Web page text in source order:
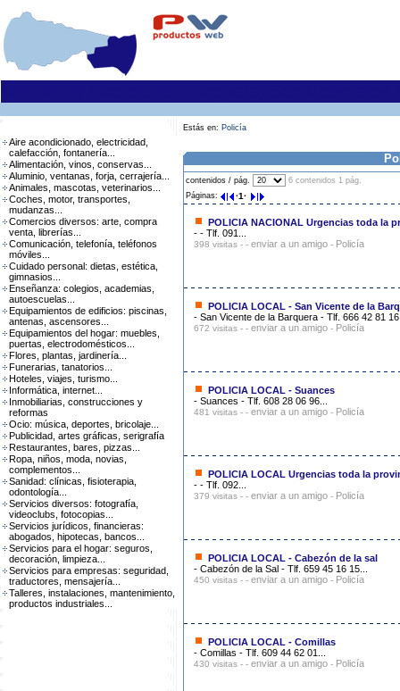
Aire acondicionado, electricidad,
calefacción, fontanería...
Alimentación, vinos, conservas...
Aluminio, ventanas, forja, cerrajería...
Animales, mascotas, veterinarios...
Coches, motor, transportes,
mudanzas...
Comercios diversos: arte, compra
venta, librerías...
Comunicación, telefonía, teléfonos
móviles...
Cuidado personal: dietas, estética,
gimnasios...
Enseñanza: colegios, academias,
autoescuelas...
Equipamientos de edificios: piscinas,
antenas, ascensores...
Equipamientos del hogar: muebles,
puertas, electrodomésticos...
Flores, plantas, jardinería...
Funerarias, tanatorios...
Hoteles, viajes, turismo...
Informática, internet...
Inmobiliarias, construcciones y
reformas
Ocio: música, deportes, bricolaje...
Publicidad, artes gráficas, serigrafía
Restaurantes, bares, pizzas...
Ropa, niños, moda, novias,
complementos...
Sanidad: clínicas, fisioterapia,
odontología...
Servicios diversos: fotografía,
videoclubs, fotocopias...
Servicios jurídicos, financieras:
abogados, hipotecas, bancos...
Servicios para el hogar: seguros,
decoración, limpieza...
Servicios para empresas: seguridad,
traductores, mensajería...
Talleres, instalaciones, mantenimiento,
productos industriales...
Estás en: Policía
contenidos / pág.
6 contenidos 1 pág.
Páginas:
·1·
POLICIA NACIONAL Urgencias toda la
- - Tlf. 091...
398 visitas - -enviar a un amigo- Policía
POLICIA LOCAL - San Vicente de la
- San Vicente de la Barquera - Tlf. 666 42 81
672 visitas - -enviar a un amigo- Policía
POLICIA LOCAL - Suances
- Suances - Tlf. 608 28 06 96...
481 visitas - -enviar a un amigo- Policía
POLICIA LOCAL Urgencias toda la
- - Tlf. 092...
379 visitas - -enviar a un amigo- Policía
POLICIA LOCAL - Cabezón de la sal
- Cabezón de la Sal - Tlf. 659 45 16 15...
450 visitas - -enviar a un amigo- Policía
POLICIA LOCAL - Comillas
- Comillas - Tlf. 609 44 62 01...
430 visitas - -enviar a un amigo- Policía